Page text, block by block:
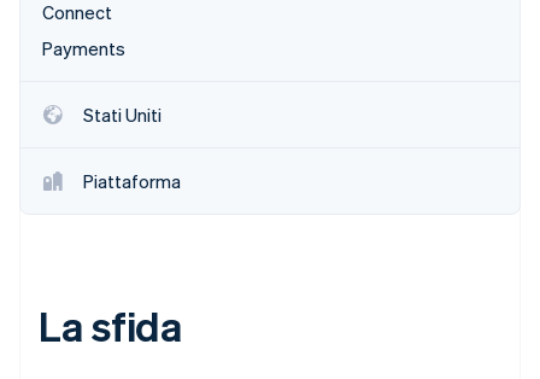
Connect
Payments
Stati Uniti
Piattaforma
La sfida